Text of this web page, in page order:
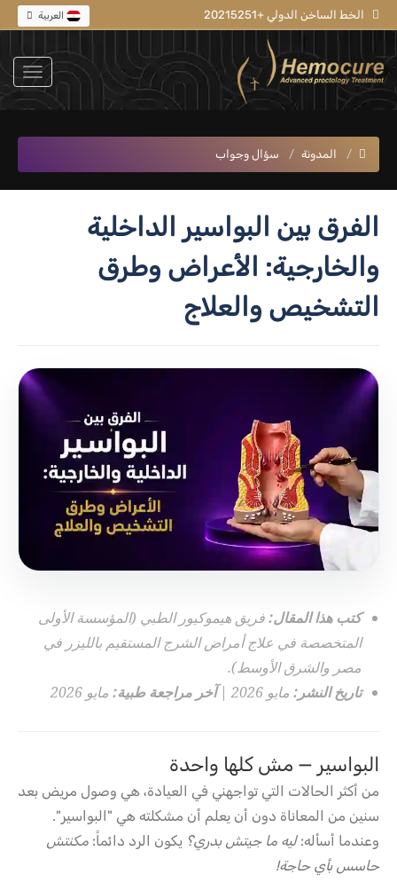
الخط الساخن الدولي +20215251
المدونة سؤال وجواب
الفرق بين البواسير الداخلية
والخارجية: الأعراض وطرق
التشخيص والعلاج
كتب هذا المقال:فريق هيموكيور الطبي (المؤسسة الأولى
المتخصصة في علاج أمراض الشرج المستقيم بالليزر في
مصر والشرق الأوسط).
تاريخ النشر: مايو 2026 | آخر مراجعة طبية: مايو 2026
البواسير — مش كلها واحدة
من أكثر الحالات التي تواجهني في العيادة، هي وصول مريض بعد
سنين من المعاناة دون أن يعلم أن مشكلته هي "البواسير".
وعندما أسأله:ليه ما جيتش بدري؟ يكون الرد دائماً: مكنتش
حاسس بأي حاجة!